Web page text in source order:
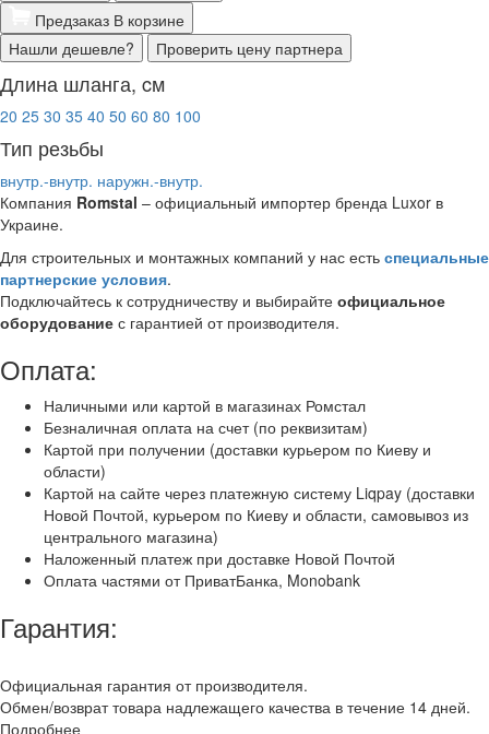
Предзаказ В корзине
Нашли дешевле?
Проверить цену партнера
Длина шланга, cм
20 25 30 35 40 50 60 80 100
Тип резьбы
внутр.-внутр. наружн.-внутр.
Компания Romstal – официальный импортер бренда Luxor в
Украине.
Для строительных и монтажных компаний у нас есть специальные
партнерские условия.
Подключайтесь к сотрудничеству и выбирайте официальное
оборудование с гарантией от производителя.
Оплата:
Наличными или картой в магазинах Ромстал
Безналичная оплата на счет (по реквизитам)
Картой при получении (доставки курьером по Киеву и
области)
Картой на сайте через платежную систему Liqpay (доставки
Новой Почтой, курьером по Киеву и области, самовывоз из
центрального магазина)
Наложенный платеж при доставке Новой Почтой
Оплата частями от ПриватБанка, Monobank
Гарантия:
Официальная гарантия от производителя.
Обмен/возврат товара надлежащего качества в течение 14 дней.
Подробнее